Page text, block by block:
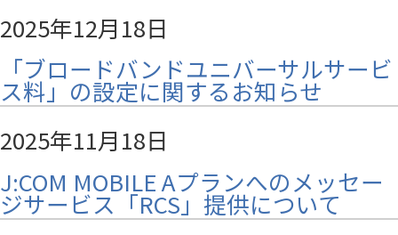
2025年12月18日
「ブロードバンドユニバーサルサービ
ス料」の設定に関するお知らせ
2025年11月18日
J:COM MOBILE Aプランへのメッセー
ジサービス「RCS」提供について